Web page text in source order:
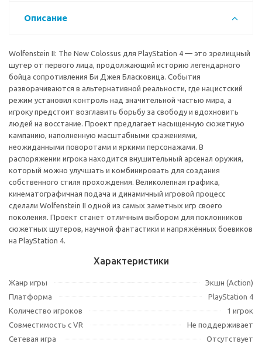
Описание
Wolfenstein II: The New Colossus для PlayStation 4 — это зрелищный
шутер от первого лица, продолжающий историю легендарного
бойца сопротивления Би Джея Бласковица. События
разворачиваются в альтернативной реальности, где нацистский
режим установил контроль над значительной частью мира, а
игроку предстоит возглавить борьбу за свободу и вдохновить
людей на восстание. Проект предлагает насыщенную сюжетную
кампанию, наполненную масштабными сражениями,
неожиданными поворотами и яркими персонажами. В
распоряжении игрока находится внушительный арсенал оружия,
который можно улучшать и комбинировать для создания
собственного стиля прохождения. Великолепная графика,
кинематографичная подача и динамичный игровой процесс
сделали Wolfenstein II одной из самых заметных игр своего
поколения. Проект станет отличным выбором для поклонников
сюжетных шутеров, научной фантастики и напряжённых боевиков
на PlayStation 4.
Характеристики
Жанр игры
Экшн (Action)
Платформа
PlayStation 4
Количество игроков
1 игрок
Совместимость с VR
Не поддерживает
Сетевая игра
Отсутствует